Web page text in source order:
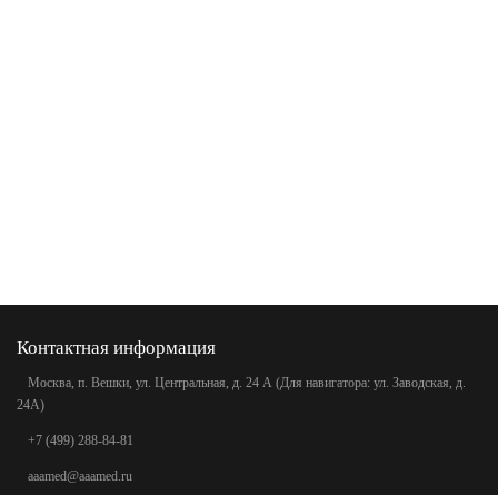
Контактная информация
Москва, п. Вешки, ул. Центральная, д. 24 А (Для навигатора: ул. Заводская, д.
24А)
+7 (499) 288-84-81
aaamed@aaamed.ru